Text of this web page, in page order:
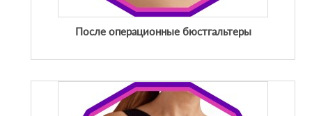
После операционные бюстгальтеры